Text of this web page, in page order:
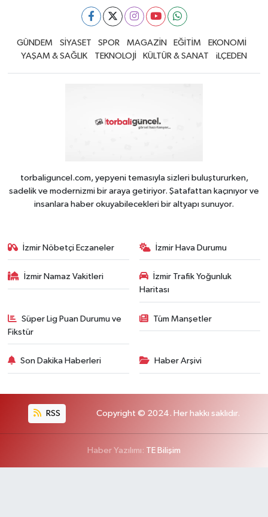
GÜNDEM SİYASET SPOR MAGAZİN EĞİTİM
EKONOMİ
YAŞAM & SAĞLIK
TEKNOLOJİ KÜLTÜR & SANAT iLÇEDEN
torbaliguncel.com, yepyeni temasıyla sizleri buluştururken,
sadelik ve modernizmi bir araya getiriyor. Şatafattan kaçınıyor ve
insanlara haber okuyabilecekleri bir altyapı sunuyor.
İzmir Nöbetçi Eczaneler İzmir Hava Durumu
İzmir Namaz Vakitleri
İzmir Trafik Yoğunluk
Haritası
Süper Lig Puan Durumu ve
Fikstür
Tüm Manşetler
Son Dakika Haberleri Haber Arşivi
RSS Copyright © 2024. Her hakkı saklıdır.
Haber Yazılımı: TE Bilişim